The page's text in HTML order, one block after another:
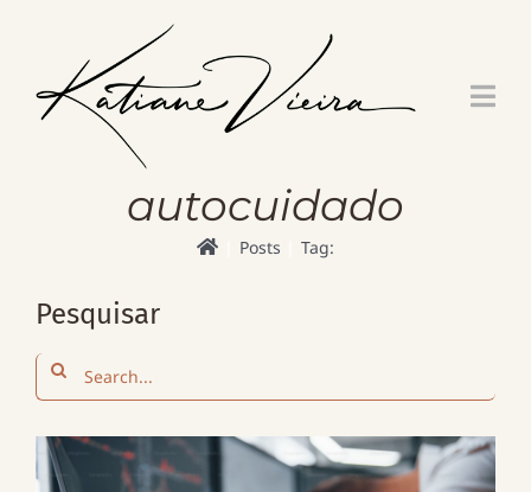
autocuidado
Posts Tag:
Pesquisar
Search
for: